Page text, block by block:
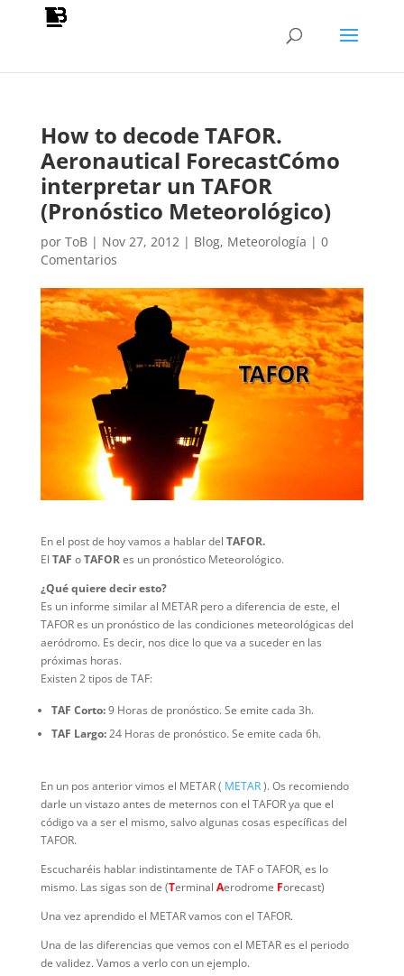
How to decode TAFOR.
Aeronautical ForecastCómo
interpretar un TAFOR
(Pronóstico Meteorológico)
por ToB| Nov 27, 2012| Blog, Meteorología | 0
Comentarios
En el post de hoy vamos a hablar del TAFOR.
El TAF oTAFORes un pronóstico Meteorológico.
¿Qué quiere decir esto?
Es un informe similar al METAR pero a diferencia de este, el
TAFOR es un pronóstico de las condiciones meteorológicas del
aeródromo. Es decir, nos dice lo que va a suceder en las
próximas horas.
Existen 2 tipos de TAF:
TAF Corto:9 Horas de pronóstico. Se emite cada 3h.
TAF Largo:24 Horas de pronóstico. Se emite cada 6h.
En un pos anterior vimos el METAR ( METAR). Os recomiendo
darle un vistazo antes de meternos con el TAFOR ya que el
código va a ser el mismo, salvo algunas cosas específicas del
TAFOR.
Escucharéis hablar indistintamente de TAF o TAFOR, es lo
mismo. Las sigas son de (Terminal Aerodrome Forecast)
Una vez aprendido el METAR vamos con el TAFOR.
Una de las diferencias que vemos con el METAR es el periodo
de validez. Vamos a verlo con un ejemplo.